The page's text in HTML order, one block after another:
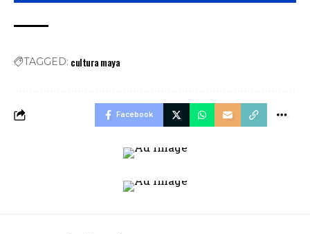
TAGGED: cultura maya
Facebook